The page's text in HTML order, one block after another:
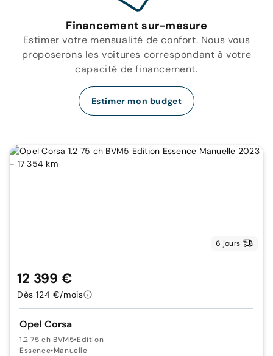
Financement sur-mesure
Estimer votre mensualité de confort. Nous vous
proposerons les voitures correspondant à votre
capacité de financement.
Estimer mon budget
6 jours
Opel Corsa
1.2 75 ch BVM5•Edition
Essence•Manuelle
12 399 €
Dès 124 €/mois